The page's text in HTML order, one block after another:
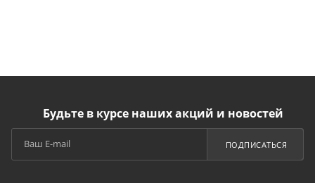
Будьте в курсе наших акций и новостей
ПОДПИСАТЬСЯ